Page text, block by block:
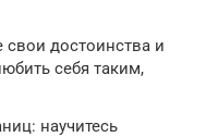
свои достоинства и
себя таким,
научитесь